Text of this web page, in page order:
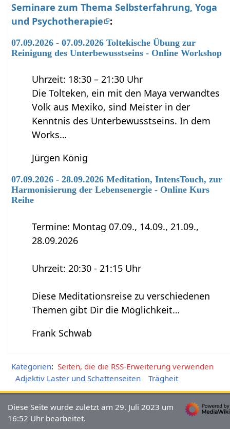
Seminare zum Thema Selbsterfahrung, Yoga
und Psychotherapie
:
07.09.2026 - 07.09.2026 Toltekische Übung zur
Reinigung des Unterbewusstseins - Online Workshop
Uhrzeit: 18:30 – 21:30 Uhr
Die Tolteken, ein mit den Maya verwandtes
Volk aus Mexiko, sind Meister in der
Kenntnis des Unterbewusstseins. In dem
Works…
Jürgen König
07.09.2026 - 28.09.2026 Meditation, IntensTouch, zur
Harmonisierung der Lebensenergie - Online Kurs
Reihe
Termine: Montag 07.09., 14.09., 21.09.,
28.09.2026
Uhrzeit: 20:30 - 21:15 Uhr
Diese Meditationsreise zu verschiedenen
Themen gibt Dir die Möglichkeit…
Frank Schwab
Kategorien: Seiten, die die RSS-Erweiterung verwenden
Adjektiv Laster und Schattenseiten
Trägheit
Diese Seite wurde zuletzt am 29. Juli 2023 um
16:52 Uhr bearbeitet.